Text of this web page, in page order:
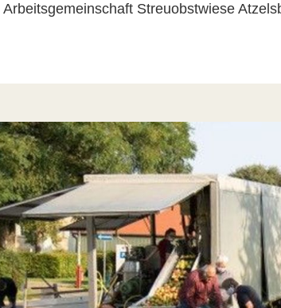
Arbeitsgemeinschaft Streuobstwiese